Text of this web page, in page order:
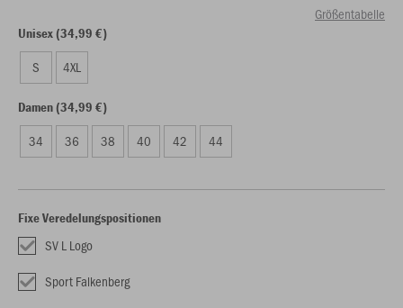
Größentabelle
Unisex (34,99 €)
S 4XL
Damen (34,99 €)
34 36 38 40 42 44
Fixe Veredelungspositionen
SV L Logo
Sport Falkenberg